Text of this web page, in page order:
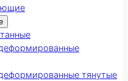
тянутые